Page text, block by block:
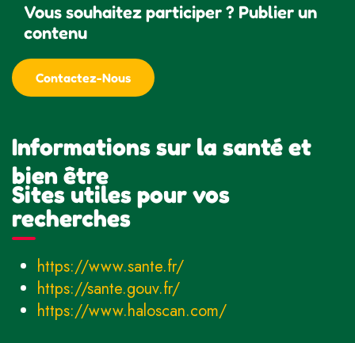
Vous souhaitez participer ? Publier un
contenu
Contactez-Nous
Informations sur la santé et
bien être
Sites utiles pour vos
recherches
https://www.sante.fr/
https://sante.gouv.fr/
https://www.haloscan.com/